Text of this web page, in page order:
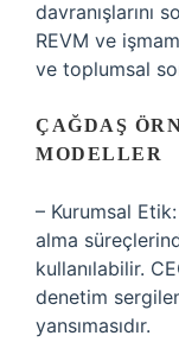
davranışlarını
REVM ve
ve toplumsal
ÇAĞDAŞ
MODELLER
– Kurumsal
alma
kullanılabilir.
denetim
yansımasıdır.